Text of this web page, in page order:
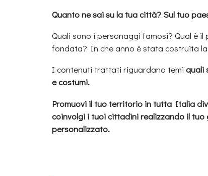
Quanto ne sai su la tua città? Sul tuo
Quali sono i personaggi famosi? Qual è
fondata? In che anno è stata costruita
I contenuti trattati riguardano temi quali
e costumi.
Promuovi il tuo territorio in tutta Italia
coinvolgi i tuoi cittadini realizzando il tuo
personalizzato.